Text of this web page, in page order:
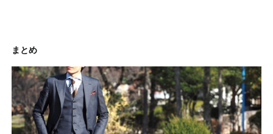
まとめ